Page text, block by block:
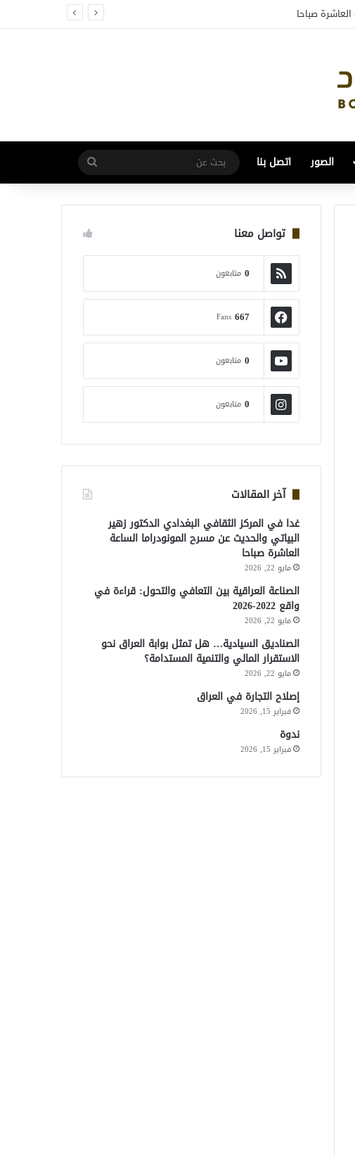
الصور اتصل بنا
بحث
عن
تواصل معنا
0 متابعون
667
Fans
0 متابعون
0 متابعون
آخر المقالات
غدا في المركز الثقافي البغدادي الدكتور زهير
البياتي والحديث عن مسرح المونودراما الساعة
العاشرة صباحا
مايو 22, 2026
الصناعة العراقية بين التعافي والتحول: قراءة في
واقع 2022-2026
مايو 22, 2026
الصناديق السيادية… هل تمثل بوابة العراق نحو
الاستقرار المالي والتنمية المستدامة؟
مايو 22, 2026
إصلاح التجارة في العراق
فبراير 15, 2026
ندوة
فبراير 15, 2026